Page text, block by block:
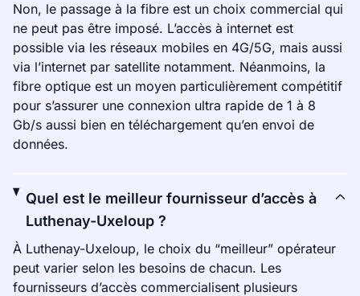
Non, le passage à la fibre est un choix commercial qui
ne peut pas être imposé. L’accès à internet est
possible via les réseaux mobiles en 4G/5G, mais aussi
via l’internet par satellite notamment. Néanmoins, la
fibre optique est un moyen particulièrement compétitif
pour s’assurer une connexion ultra rapide de 1 à 8
Gb/s aussi bien en téléchargement qu’en envoi de
données.
Quel est le meilleur fournisseur d’accès à
Luthenay-Uxeloup ?
À Luthenay-Uxeloup, le choix du “meilleur” opérateur
peut varier selon les besoins de chacun. Les
fournisseurs d’accès commercialisent plusieurs